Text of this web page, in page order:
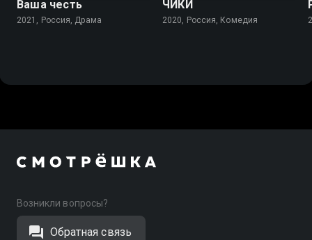
Ваша честь
2021, Россия, Драма
ЧИКИ
2020, Россия, Комедия
Возникли вопросы?
Обратная связь